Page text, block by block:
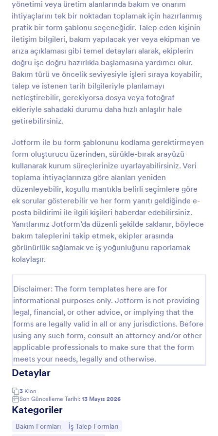
yönetimi veya üretim alanlarında bakım ve onarım
ihtiyaçlarını tek bir noktadan toplamak için hazırlanmış
pratik bir form şablonu seçeneğidir. Talep eden kişinin
iletişim bilgileri, bakım yapılacak yer veya ekipman ve
arıza açıklaması gibi temel detayları alarak, ekiplerin
doğru işe doğru hazırlıkla başlamasına yardımcı olur.
Bakım türü ve öncelik seviyesiyle işleri sıraya koyabilir,
talep ve istenen tarih bilgileriyle planlamayı
netleştirebilir, gerekiyorsa dosya veya fotoğraf
ekleriyle sahadaki durumu daha hızlı anlaşılır hale
getirebilirsiniz.
Jotform ile bu form şablonunu kodlama gerektirmeyen
form oluşturucu üzerinden, sürükle-bırak arayüzü
kullanarak kurum süreçlerinize uyarlayabilirsiniz. Veri
toplama ihtiyaçlarınıza göre alanları yeniden
düzenleyebilir, koşullu mantıkla belirli seçimlere göre
ek sorular gösterebilir ve her form yanıtı geldiğinde e-
posta bildirimi ile ilgili kişileri haberdar edebilirsiniz.
Yanıtlarınız Jotform’da düzenli şekilde saklanır, böylece
bakım taleplerini takip etmek, ekipler arasında
görünürlük sağlamak ve iş yoğunluğunu raporlamak
kolaylaşır.
Disclaimer: The form templates here are for
informational purposes only. Jotform is not providing
legal, financial, or other advice, or implying that the
forms are legally valid in all or any jurisdictions. Before
using any such form, consult an attorney and/or other
applicable professionals to make sure that the form
meets your needs, legally and otherwise.
Detaylar
3 Klon
Son Güncelleme Tarihi: 13 Mayıs 2026
Kategoriler
Kategoriye git:
Bakım Formları Kategoriye git:
İş Talep Formları
Önizleme
Onarım Bildirim Formu
Tamir Bildirim Formu, arıza ve bakım taleplerini
konum ve öncelik bilgileriyle toplayarak ekiplerin
toplama sürecini hızlandırır.
Go to Category:
Bakım Formları
Şablon Kullan
Önizleme